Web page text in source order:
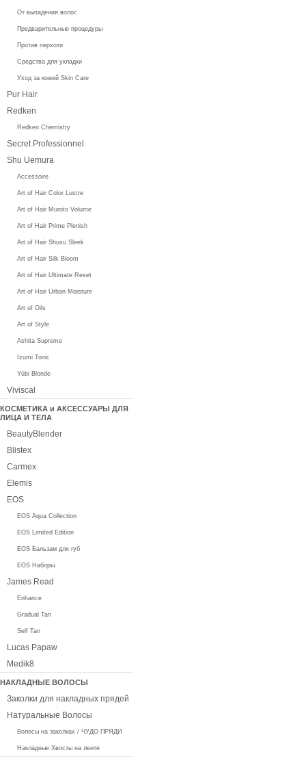
От выпадения волос
Предварительные процедуры
Против перхоти
Средства для укладки
Уход за кожей Skin Care
Pur Hair
Redken
Redken Chemistry
Secret Professionnel
Shu Uemura
Accessoire
Art of Hair Color Lustre
Art of Hair Muroto Volume
Art of Hair Prime Plenish
Art of Hair Shusu Sleek
Art of Hair Silk Bloom
Art of Hair Ultimate Reset
Art of Hair Urban Moisture
Art of Oils
Art of Style
Ashita Supreme
Izumi Tonic
Yūbi Blonde
Viviscal
КОСМЕТИКА и АКСЕССУАРЫ ДЛЯ
ЛИЦА И ТЕЛА
BeautyBlender
Blistex
Carmex
Elemis
EOS
EOS Aqua Collection
EOS Limited Edition
EOS Бальзам для губ
EOS Наборы
James Read
Enhance
Gradual Tan
Self Tan
Lucas Papaw
Medik8
НАКЛАДНЫЕ ВОЛОСЫ
Заколки для накладных прядей
Натуральные Волосы
Волосы на заколках / ЧУДО ПРЯДИ
Накладные Хвосты на ленте